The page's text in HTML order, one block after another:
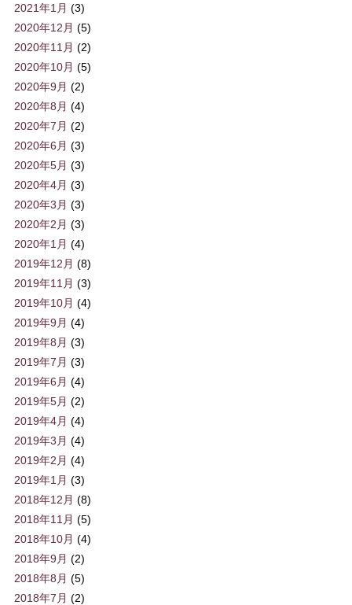
2021年1月 (3)
2020年12月 (5)
2020年11月 (2)
2020年10月 (5)
2020年9月 (2)
2020年8月 (4)
2020年7月 (2)
2020年6月 (3)
2020年5月 (3)
2020年4月 (3)
2020年3月 (3)
2020年2月 (3)
2020年1月 (4)
2019年12月 (8)
2019年11月 (3)
2019年10月 (4)
2019年9月 (4)
2019年8月 (3)
2019年7月 (3)
2019年6月 (4)
2019年5月 (2)
2019年4月 (4)
2019年3月 (4)
2019年2月 (4)
2019年1月 (3)
2018年12月 (8)
2018年11月 (5)
2018年10月 (4)
2018年9月 (2)
2018年8月 (5)
2018年7月 (2)